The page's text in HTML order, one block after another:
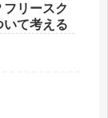
リースク
いて考える